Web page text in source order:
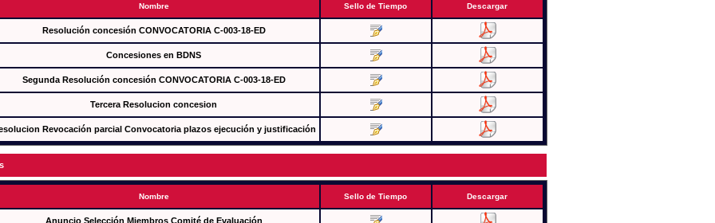
Nombre Sello de Tiempo Descargar
Resolución concesión CONVOCATORIA C-003-18-ED
Concesiones en BDNS
Segunda Resolución concesión CONVOCATORIA C-003-18-ED
Tercera Resolucion concesion
Revocación parcial Convocatoria plazos ejecución y justificación
Nombre Sello de Tiempo Descargar
Anuncio Selección Miembros Comité de Evaluación